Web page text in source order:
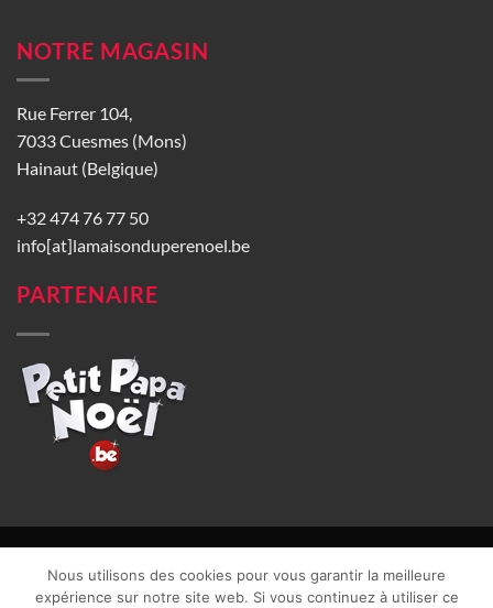
NOTRE MAGASIN
Rue Ferrer 104,
7033 Cuesmes (Mons)
Hainaut (Belgique)
+32 474 76 77 50
info[at]lamaisonduperenoel.be
PARTENAIRE
CGU| Vie privée| TVA : BE0840965749 | Site web réalisé par
Nous utilisons des cookies pour vous garantir la meilleure
expérience sur notre site web. Si vous continuez à utiliser ce